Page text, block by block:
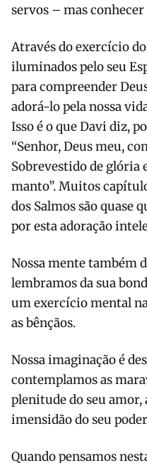
servos – mas
Através do exercício
iluminados pelo seu
para compreender
adorá-lo pela nossa
Isso é o que Davi diz,
“Senhor, Deus meu,
Sobrevestido de glória
manto”. Muitos
dos Salmos são quase
por esta adoração
Nossa mente também
lembramos da sua
um exercício men­tal
as bênçãos.
Nossa imaginação é
contemplamos as
plenitude do seu amor,
imensidão do seu
Quando pensamos